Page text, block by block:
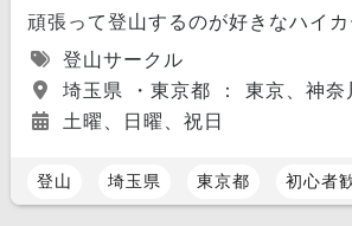
頑張って登山するのが好きなハイカ
登山サークル
埼玉県 ・東京都 ： 東京、神
土曜、日曜、祝日
登山 埼玉県 東京都 初心者